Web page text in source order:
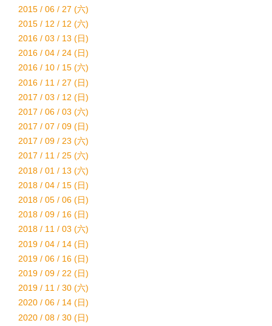
2015 / 06 / 27 (六)
2015 / 12 / 12 (六)
2016 / 03 / 13 (日)
2016 / 04 / 24 (日)
2016 / 10 / 15 (六)
2016 / 11 / 27 (日)
2017 / 03 / 12 (日)
2017 / 06 / 03 (六)
2017 / 07 / 09 (日)
2017 / 09 / 23 (六)
2017 / 11 / 25 (六)
2018 / 01 / 13 (六)
2018 / 04 / 15 (日)
2018 / 05 / 06 (日)
2018 / 09 / 16 (日)
2018 / 11 / 03 (六)
2019 / 04 / 14 (日)
2019 / 06 / 16 (日)
2019 / 09 / 22 (日)
2019 / 11 / 30 (六)
2020 / 06 / 14 (日)
2020 / 08 / 30 (日)